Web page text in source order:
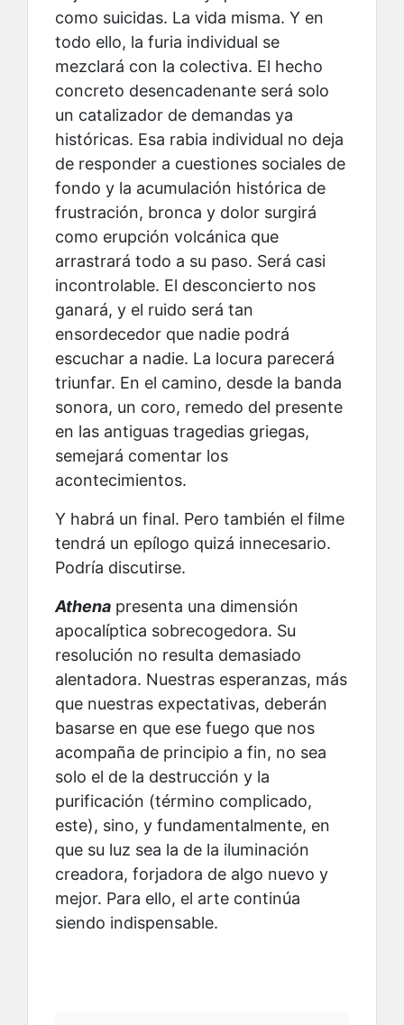
como suicidas. La vida misma. Y en
todo ello, la furia individual se
mezclará con la colectiva. El hecho
concreto desencadenante será solo
un catalizador de demandas ya
históricas. Esa rabia individual no deja
de responder a cuestiones sociales de
fondo y la acumulación histórica de
frustración, bronca y dolor surgirá
como erupción volcánica que
arrastrará todo a su paso. Será casi
incontrolable. El desconcierto nos
ganará, y el ruido será tan
ensordecedor que nadie podrá
escuchar a nadie. La locura parecerá
triunfar. En el camino, desde la banda
sonora, un coro, remedo del presente
en las antiguas tragedias griegas,
semejará comentar los
acontecimientos.
Y habrá un final. Pero también el filme
tendrá un epílogo quizá innecesario.
Podría discutirse.
Athena presenta una dimensión
apocalíptica sobrecogedora. Su
resolución no resulta demasiado
alentadora. Nuestras esperanzas, más
que nuestras expectativas, deberán
basarse en que ese fuego que nos
acompaña de principio a fin, no sea
solo el de la destrucción y la
purificación (término complicado,
este), sino, y fundamentalmente, en
que su luz sea la de la iluminación
creadora, forjadora de algo nuevo y
mejor. Para ello, el arte continúa
siendo indispensable.